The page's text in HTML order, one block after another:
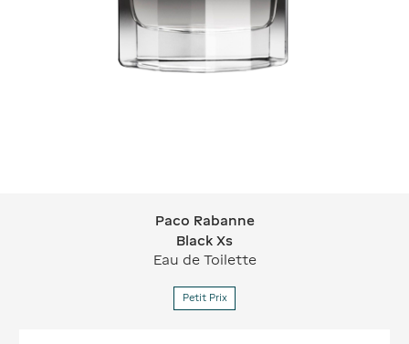
Paco Rabanne Black Xs
Paco Rabanne
Black Xs
Eau de Toilette
Petit Prix